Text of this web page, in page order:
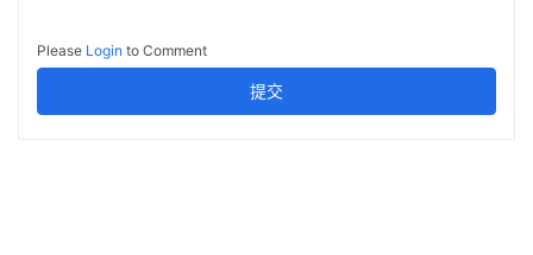
Please Login to Comment
提交